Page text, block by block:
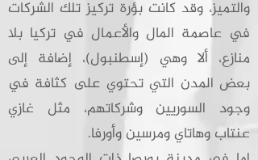
والتميز، وقد كانت بؤرة تركيز تلك الشركات
في عاصمة المال والأعمال في تركيا بلا
منازع، ألا وهي (إسطنبول)، إضافة إلى
بعض المدن التي تحتوي على كثافة في
وجود السوريين وشركاتهم، مثل غازي
عنتاب وهاتاي ومرسين وأورفا.